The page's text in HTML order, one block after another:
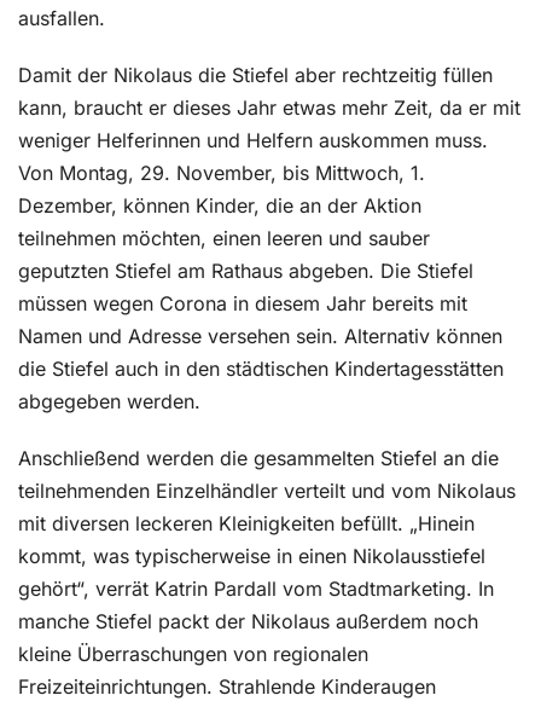
ausfallen.
Damit der Nikolaus die Stiefel aber rechtzeitig füllen
kann, braucht er dieses Jahr etwas mehr Zeit, da er mit
weniger Helferinnen und Helfern auskommen muss.
Von Montag, 29. November, bis Mittwoch, 1.
Dezember, können Kinder, die an der Aktion
teilnehmen möchten, einen leeren und sauber
geputzten Stiefel am Rathaus abgeben. Die Stiefel
müssen wegen Corona in diesem Jahr bereits mit
Namen und Adresse versehen sein. Alternativ können
die Stiefel auch in den städtischen Kindertagesstätten
abgegeben werden.
Anschließend werden die gesammelten Stiefel an die
teilnehmenden Einzelhändler verteilt und vom Nikolaus
mit diversen leckeren Kleinigkeiten befüllt. „Hinein
kommt, was typischerweise in einen Nikolausstiefel
gehört“, verrät Katrin Pardall vom Stadtmarketing. In
manche Stiefel packt der Nikolaus außerdem noch
kleine Überraschungen von regionalen
Freizeiteinrichtungen. Strahlende Kinderaugen